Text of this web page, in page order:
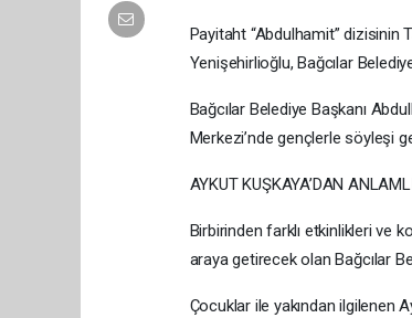
Payitaht “Abdulhamit” dizisinin
Yenişehirlioğlu, Bağcılar
Bağcılar Belediye Başkanı
Merkezi’nde gençlerle söyleşi
AYKUT KUŞKAYA’DAN
Birbirinden farklı etkinlikleri ve
araya getirecek olan Bağcılar
Çocuklar ile yakından ilgilenen